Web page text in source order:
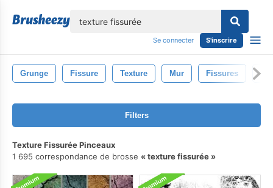
Se connecter S'inscrire
Grunge Fissure Texture Mur Fissures
Filters
Texture Fissurée Pinceaux
1 695 correspondance de brosse
texture fissurée